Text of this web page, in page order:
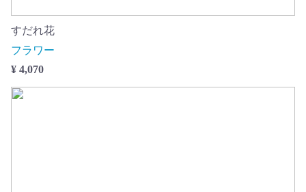
すだれ花
フラワー
¥ 4,070